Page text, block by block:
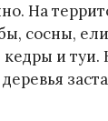
На
сосны,
и туи.